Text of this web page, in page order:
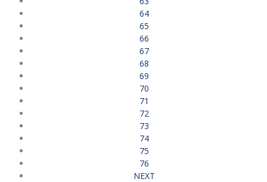
64
65
66
67
68
69
70
71
72
73
74
75
76
NEXT